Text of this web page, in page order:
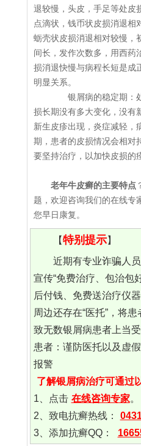
退较慢，头皮，手足等处皮
点滴状，钱币状皮损消退相
蛎壳状皮损消退相对较慢，
间长，发作次数多，用西药
损消退快慢与病程长短是成
明显关系。
银屑病的稳定期：
损长期没有多大变化，没有
新生皮疹出现，炎症减轻，
期，患者的皮损情况会相对
要坚持治疗，以加快皮损的
老年牛皮癣的主要特点
题，欢迎咨询我们的在线专
您早日康复。
【特别提示】
近期有专业诈骗人
宣传“免费治疗、包治包
后付钱、免费送治疗仪
周边还存在“医托”，将
致无数银屑病患者上当
患者：谨防医托以及虚
报警
了解银屑病治疗可通过
1、点击 在线咨询专家。
2、致电抗癣热线：
3、添加抗癣QQ：